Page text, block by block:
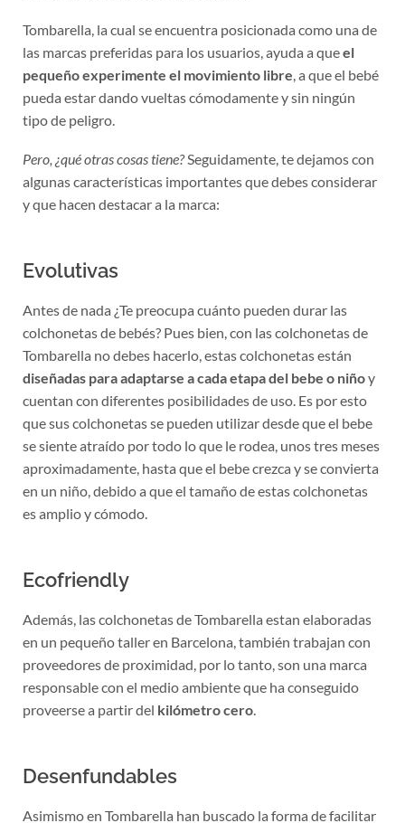
Tombarella, la cual se encuentra posicionada como una de
las marcas preferidas para los usuarios, ayuda a queel
pequeño experimente el movimiento libre , a que el bebé
pueda estar dando vueltas cómodamente y sin ningún
tipo de peligro.
Pero, ¿qué otras cosas tiene?Seguidamente, te dejamos con
algunas características importantes que debes considerar
y que hacen destacar a la marca:
Evolutivas
Antes de nada ¿Te preocupa cuánto pueden durar las
colchonetas de bebés? Pues bien, con las colchonetas de
Tombarella no debes hacerlo, estas colchonetas están
diseñadas para adaptarse a cada etapa del bebe o niñoy
cuentan con diferentes posibilidades de uso. Es por esto
que sus colchonetas se pueden utilizar desde que el bebe
se siente atraído por todo lo que le rodea, unos tres meses
aproximadamente, hasta que el bebe crezca y se convierta
en un niño, debido a que el tamaño de estas colchonetas
es amplio y cómodo.
Ecofriendly
Además, las colchonetas de Tombarella estan elaboradas
en un pequeño taller en Barcelona, también trabajan con
proveedores de proximidad, por lo tanto, son una marca
responsable con el medio ambiente que ha conseguido
proveerse a partir del kilómetro cero.
Desenfundables
Asimismo en Tombarella han buscado la forma de facilitar